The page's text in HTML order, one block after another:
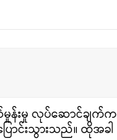
န်းမှု လုပ်ဆောင်ချက်က
ာင်းသွားသည်။ ထိုအခါ